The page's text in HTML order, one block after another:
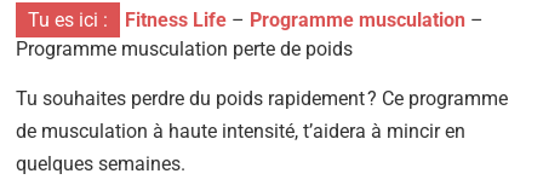
Tu es ici : Fitness Life – Programme musculation –
Programme musculation perte de poids
Tu souhaites perdre du poids rapidement ? Ce programme
de musculation à haute intensité, t’aidera à mincir en
quelques semaines.